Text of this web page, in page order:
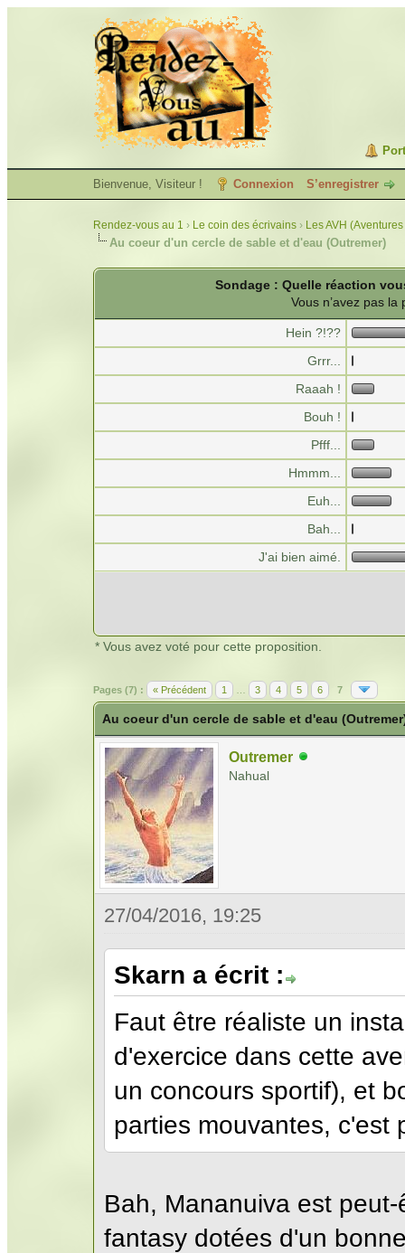
Bienvenue, Visiteur ! Connexion S’enregistrer
Rendez-vous au 1 › Le coin des écrivains › Les AVH
Au coeur d'un cercle de sable et d'eau (Outremer)
Sondage : Quelle réaction
Vous n’avez pas
Hein ?!??
Grrr...
Raaah !
Bouh !
Pfff...
Hmmm...
Euh...
Bah...
J'ai bien aimé.
* Vous avez voté pour cette proposition.
Pages (7) : « Précédent 1 3 4 5 6 7
Au coeur d'un cercle de sable et d'eau
Outremer
Nahual
27/04/2016, 19:25
Skarn a écrit :
Faut être réaliste un
d'exercice dans cette
un concours sportif), et
parties mouvantes, c'est
Bah, Mananuiva est
fantasy dotées d'un